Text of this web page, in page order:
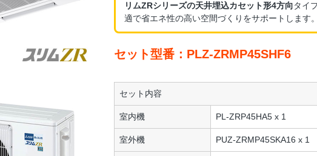
リムZRシリーズの天井埋込カセット形4方向タイ
適で省エネ性の高い空間づくりをサポートします。
セット型番：PLZ-ZRMP45SHF6
セット内容
室内機 PL-ZRP45HA5 x 1
室外機 PUZ-ZRMP45SKA16 x 1